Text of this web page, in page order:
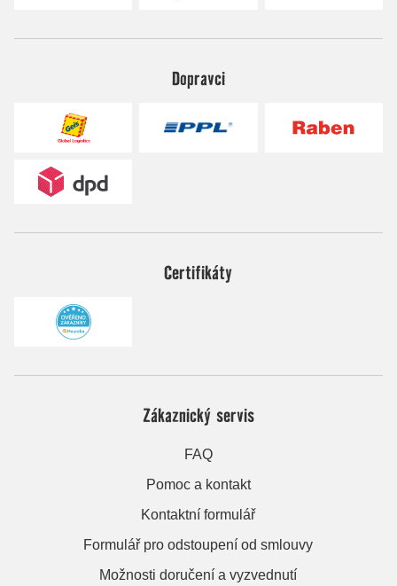
Dopravci
Certifikáty
Zákaznický servis
FAQ
Pomoc a kontakt
Kontaktní formulář
Formulář pro odstoupení od smlouvy
Možnosti doručení a vyzvednutí